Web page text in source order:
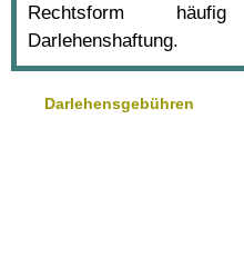
Rechtsform
Darlehenshaftung.
Darlehensgebühren